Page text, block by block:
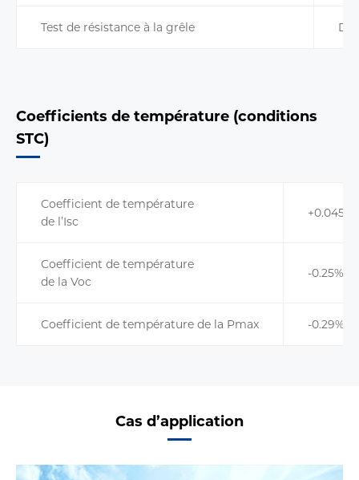
Test de résistance à la grêle
Coefficients de température (conditions
STC)
Coefficient de température
de l’Isc
Coefficient de température
de la Voc
-0.25%/℃
Coefficient de température de la Pmax -0.29%℃
Cas d’application